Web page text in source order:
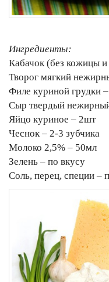
Ингредиенты:
Кабачок (без кожицы
Творог мягкий
Филе куриной грудки
Сыр твердый
Яйцо куриное – 2шт
Чеснок – 2-3 зубчика
Молоко 2,5% – 50мл
Зелень – по вкусу
Соль, перец, специи –